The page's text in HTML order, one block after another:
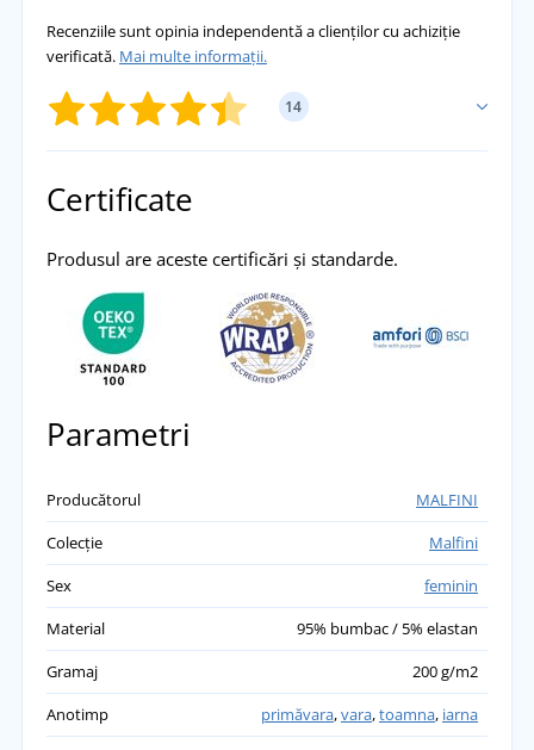
Recenziile sunt opinia independentă a clienților cu achiziție
verificată. Mai multe informații.
14
Pavla
ceva mai subțire dar foarte comozi.
přidáno 25.04.2023
Certificate
Produsul are aceste certificări și standarde.
Parametri
Producătorul
MALFINI
Colecție
Malfini
Sex
feminin
Material
95% bumbac / 5% elastan
Gramaj
200 g/m2
Anotimp
primăvara,vara,toamna, iarna